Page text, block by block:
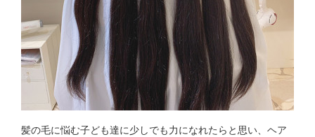
髪の毛に悩む子ども達に少しでも力になれたらと思い、ヘア